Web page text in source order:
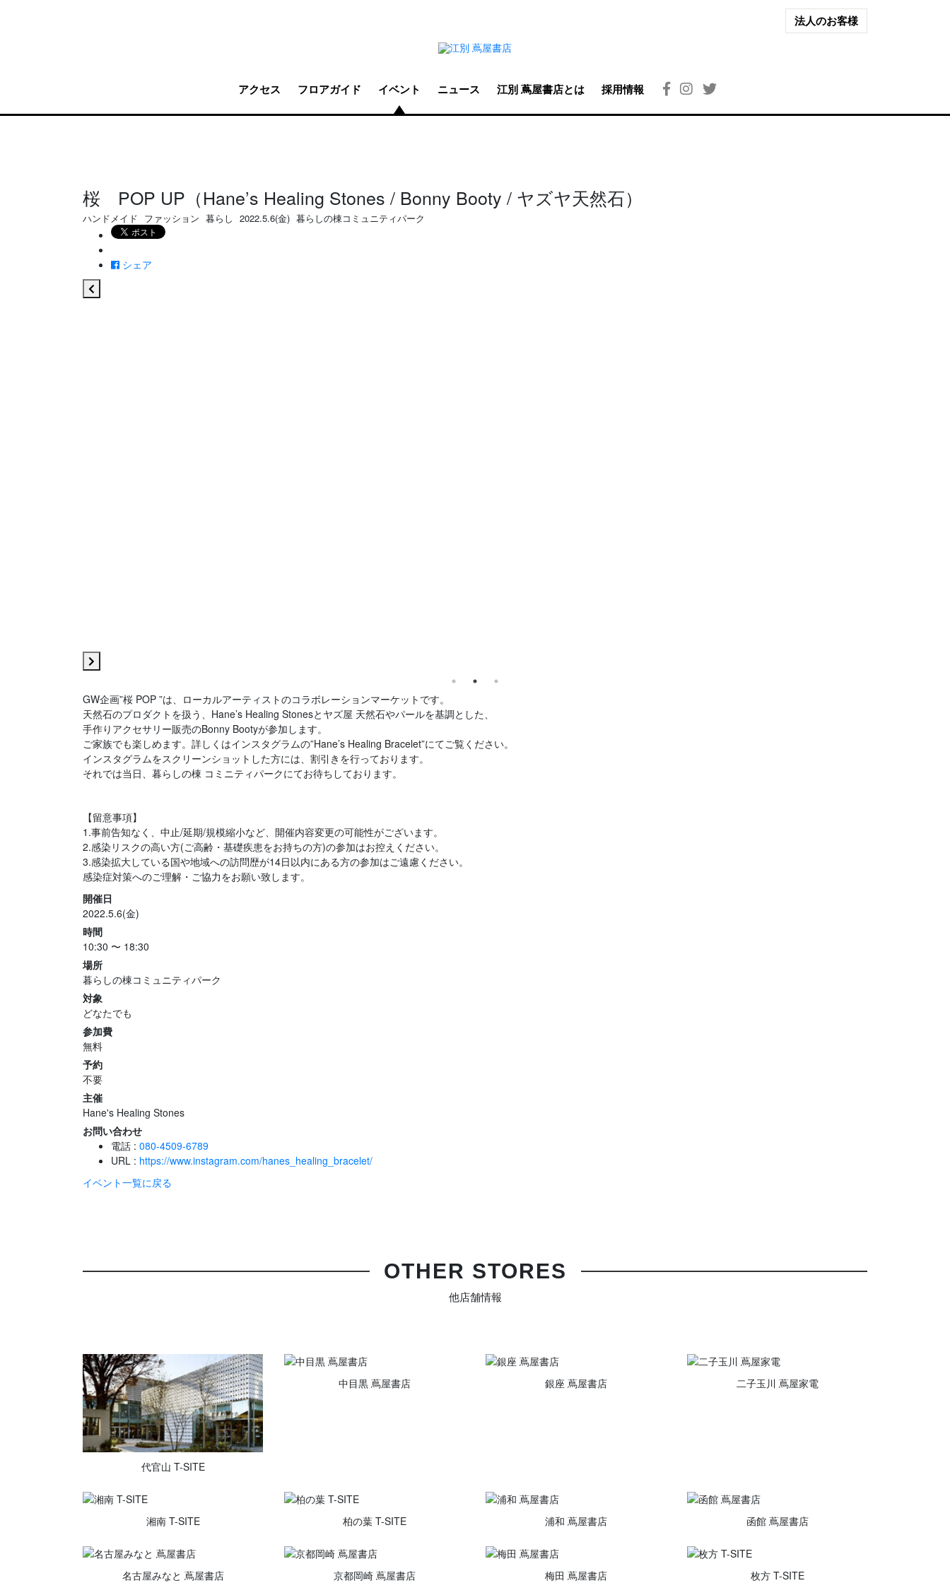
法人のお客様
アクセス フロアガイド イベント ニュース 江別 蔦屋書店とは 採用情報
桜 POP UP（Hane’s Healing Stones / Bonny Booty / ヤズヤ天然石）
ハンドメイド ファッション 暮らし 2022.5.6(金) 暮らしの棟コミュニティパーク
シェア
GW企画”桜 POP ”は、ローカルアーティストのコラボレーションマーケットです。
天然石のプロダクトを扱う、Hane’s Healing Stonesとヤズ屋 天然石やパールを基調とした、
手作りアクセサリー販売のBonny Bootyが参加します。
ご家族でも楽しめます。詳しくはインスタグラムの”Hane’s Healing Bracelet”にてご覧ください。
インスタグラムをスクリーンショットした方には、割引きを行っております。
それでは当日、暮らしの棟 コミニティパークにてお待ちしております。
【留意事項】
1.事前告知なく、中止/延期/規模縮小など、開催内容変更の可能性がございます。
2.感染リスクの高い方(ご高齢・基礎疾患をお持ちの方)の参加はお控えください。
3.感染拡大している国や地域への訪問歴が14日以内にある方の参加はご遠慮ください。
感染症対策へのご理解・ご協力をお願い致します。
開催日
2022.5.6(金)
時間
10:30 〜 18:30
場所
暮らしの棟コミュニティパーク
対象
どなたでも
参加費
無料
予約
不要
主催
Hane's Healing Stones
お問い合わせ
電話 : 080-4509-6789
URL : https://www.instagram.com/hanes_healing_bracelet/
イベント一覧に戻る
OTHER STORES
他店舗情報
代官山 T-SITE
中目黒 蔦屋書店 銀座 蔦屋書店 二子玉川 蔦屋家電
湘南 T-SITE 柏の葉 T-SITE 浦和 蔦屋書店 函館 蔦屋書店
名古屋みなと 蔦屋書店 京都岡崎 蔦屋書店 梅田 蔦屋書店 枚方 T-SITE